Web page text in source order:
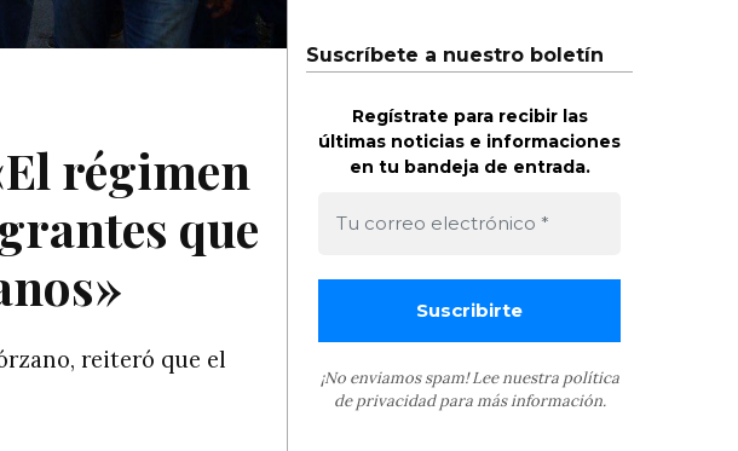
régimen
que
reiteró que el
Suscríbete a nuestro boletín
Regístrate para recibir las
últimas noticias e informaciones
en tu bandeja de entrada.
¡No enviamos spam! Lee nuestra política
de privacidadpara más información.